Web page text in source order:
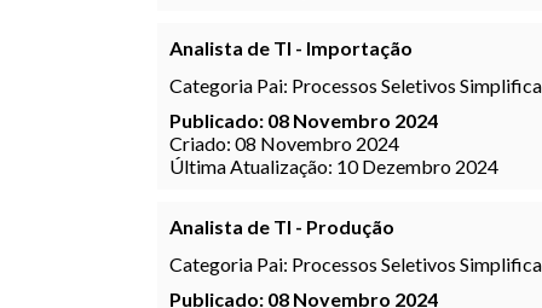
Analista de TI - Importação
Categoria Pai: Processos Seletivos
Publicado: 08 Novembro 2024
Criado: 08 Novembro 2024
Última Atualização: 10 Dezembro 2024
Analista de TI - Produção
Categoria Pai: Processos Seletivos
Publicado: 08 Novembro 2024